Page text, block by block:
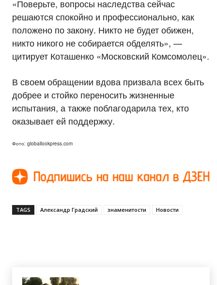
«Поверьте, вопросы наследства сейчас
решаются спокойно и профессионально, как
положено по закону. Никто не будет обижен,
никто никого не собирается обделять», —
цитирует Коташенко «Московский Комсомолец».
В своем обращении вдова призвала всех быть
добрее и стойко переносить жизненные
испытания, а также поблагодарила тех, кто
оказывает ей поддержку.
Фото: globallookpress.com
TAGS Александр Градский знаменитости Новости